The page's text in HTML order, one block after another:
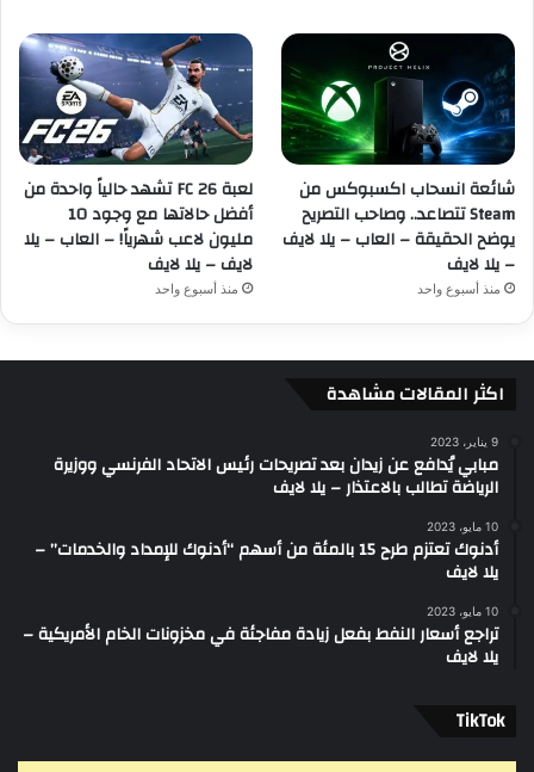
شائعة انسحاب اكسبوكس من
Steam تتصاعد.. وصاحب التصريح
يوضح الحقيقة – العاب – يلا لايف
– يلا لايف
منذ أسبوع واحد
لعبة FC 26 تشهد حالياً واحدة من
أفضل حالاتها مع وجود 10
مليون لاعب شهرياً! – العاب – يلا
لايف – يلا لايف
منذ أسبوع واحد
اكثر المقالات مشاهدة
9 يناير، 2023
مبابي يُدافع عن زيدان بعد تصريحات رئيس الاتحاد الفرنسي ووزيرة
الرياضة تطالب بالاعتذار – يلا لايف
10 مايو، 2023
أدنوك تعتزم طرح 15 بالمئة من أسهم “أدنوك للإمداد والخدمات” –
يلا لايف
10 مايو، 2023
تراجع أسعار النفط بفعل زيادة مفاجئة في مخزونات الخام الأمريكية –
يلا لايف
‫TikTok